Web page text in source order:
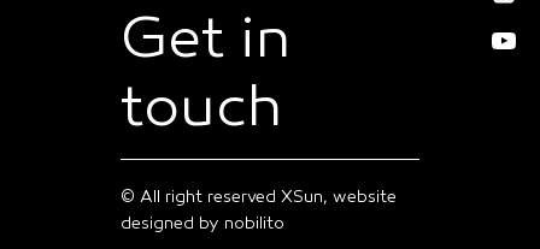
Get in
touch
© All right reserved XSun, website
designed by nobilito